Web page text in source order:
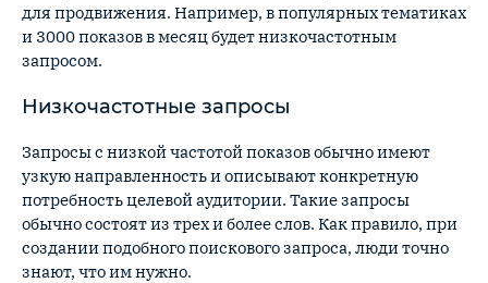
для продвижения. Например, в популярных тематиках
и 3000 показов в месяц будет низкочастотным
запросом.
Низкочастотные запросы
Запросы с низкой частотой показов обычно имеют
узкую направленность и описывают конкретную
потребность целевой аудитории. Такие запросы
обычно состоят из трех и более слов. Как правило, при
создании подобного поискового запроса, люди точно
знают, что им нужно.